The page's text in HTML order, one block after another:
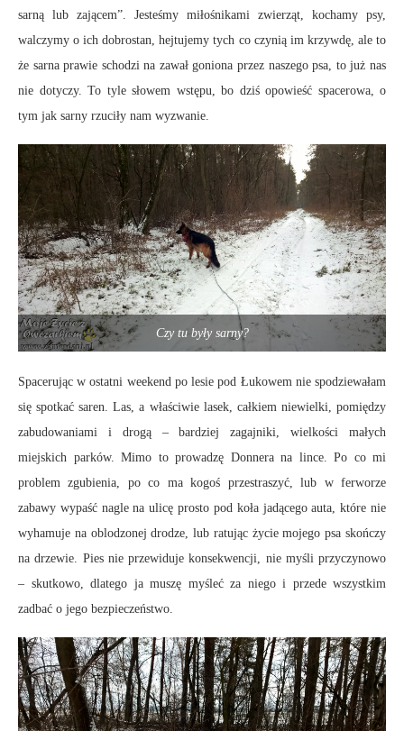
sarną lub zającem”. Jesteśmy miłośnikami zwierząt, kochamy psy,
walczymy o ich dobrostan, hejtujemy tych co czynią im krzywdę, ale to
że sarna prawie schodzi na zawał goniona przez naszego psa, to już nas
nie dotyczy. To tyle słowem wstępu, bo dziś opowieść spacerowa, o
tym jak sarny rzuciły nam wyzwanie.
Czy tu były sarny?
Spacerując w ostatni weekend po lesie pod Łukowem nie spodziewałam
się spotkać saren. Las, a właściwie lasek, całkiem niewielki, pomiędzy
zabudowaniami i drogą – bardziej zagajniki, wielkości małych
miejskich parków. Mimo to prowadzę Donnera na lince. Po co mi
problem zgubienia, po co ma kogoś przestraszyć, lub w ferworze
zabawy wypaść nagle na ulicę prosto pod koła jadącego auta, które nie
wyhamuje na oblodzonej drodze, lub ratując życie mojego psa skończy
na drzewie. Pies nie przewiduje konsekwencji, nie myśli przyczynowo
– skutkowo, dlatego ja muszę myśleć za niego i przede wszystkim
zadbać o jego bezpieczeństwo.